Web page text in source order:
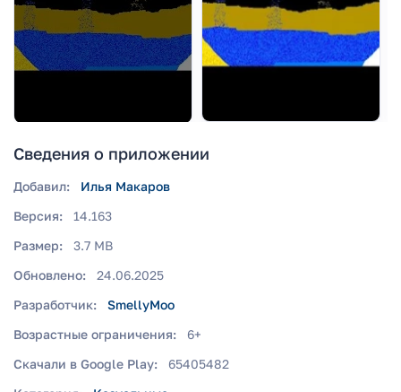
Сведения о приложении
Добавил:
Илья Макаров
Версия:
14.163
Размер:
3.7 MB
Обновлено:
24.06.2025
Разработчик:
SmellyMoo
Возрастные ограничения:
6+
Скачали в Google Play:
65405482